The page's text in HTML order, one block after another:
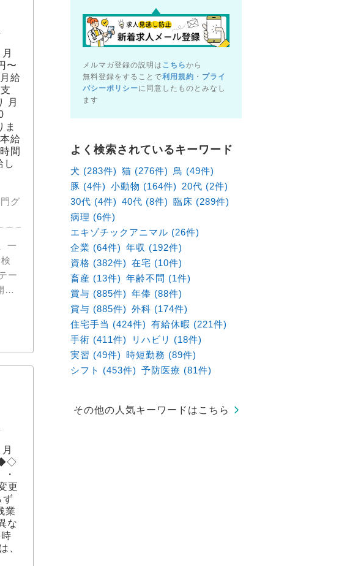
〜
給
月
ま
給
間
し
グ
一
ー
始
手
を
ッ
ビ
て
下
広
◆◇
更
ず
業
な
、
メルマガ登録の説明は こちらから
無料登録をすることで利用規約 ・ プライ
バシーポリシーに同意したものとみなし
ます
よく検索されているキーワード
犬 (283件) 猫 (276件)
鳥 (49件)
豚 (4件) 小動物 (164件)
20代 (2件)
30代 (4件) 40代 (8件) 臨床 (289件)
病理 (6件)
エキゾチックアニマル (26件)
企業 (64件) 年収 (192件)
資格 (382件) 在宅 (10件)
畜産 (13件) 年齢不問 (1件)
賞与 (885件) 年俸 (88件)
賞与 (885件) 外科 (174件)
住宅手当 (424件) 有給休暇 (221件)
手術 (411件)
リハビリ (18件)
実習 (49件) 時短勤務 (89件)
シフト (453件) 予防医療 (81件)
その他の人気キーワードはこちら